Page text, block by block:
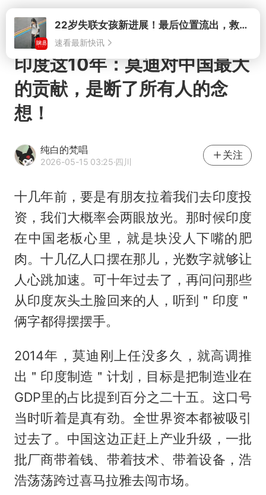
打开
印度这10年：莫迪对中国最大
的贡献，是断了所有人的念
想！
纯白的梵唱
2026-05-15 03:25·四川
关注
十几年前，要是有朋友拉着我们去印度投
资，我们大概率会两眼放光。那时候印度
在中国老板心里，就是块没人下嘴的肥
肉。十几亿人口摆在那儿，光数字就够让
人心跳加速。可十年过去了，再问问那些
从印度灰头土脸回来的人，听到＂印度＂
俩字都得摆摆手。
2014年，莫迪刚上任没多久，就高调推
出＂印度制造＂计划，目标是把制造业在
GDP里的占比提到百分之二十五。这口号
当时听着是真有劲。全世界资本都被吸引
过去了。中国这边正赶上产业升级，一批
批厂商带着钱、带着技术、带着设备，浩
浩荡荡跨过喜马拉雅去闯市场。